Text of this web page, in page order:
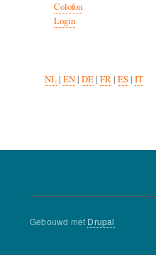
Colofon
Login
NL| EN| DE| FR| ES| IT
Gebouwd met Drupal